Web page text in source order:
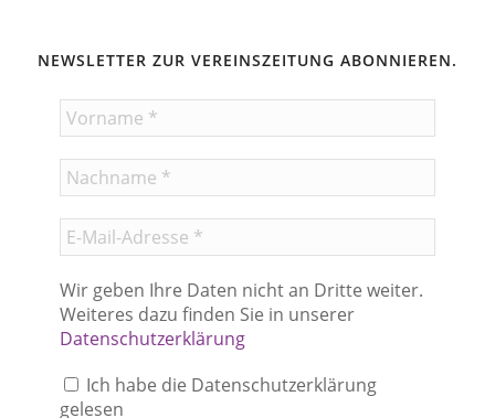
NEWSLETTER ZUR VEREINSZEITUNG ABONNIEREN.
Wir geben Ihre Daten nicht an Dritte weiter.
Weiteres dazu finden Sie in unserer
Datenschutzerklärung
Ich habe die Datenschutzerklärung
gelesen